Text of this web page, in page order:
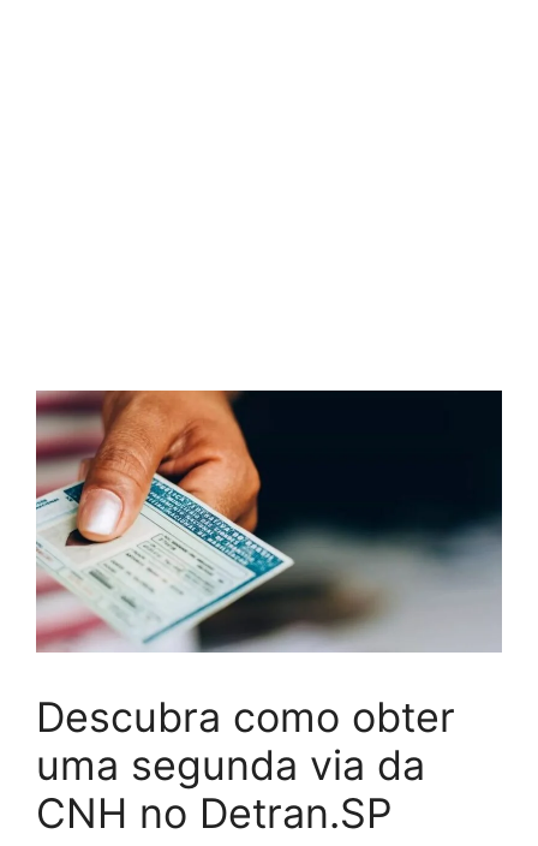
Descubra como obter
uma segunda via da
CNH no Detran.SP